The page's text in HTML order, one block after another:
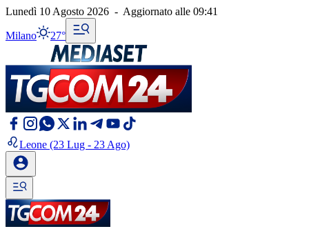
Lunedì 10 Agosto 2026 - Aggiornato alle 09:41
Milano 27°
Leone (23 Lug - 23 Ago)